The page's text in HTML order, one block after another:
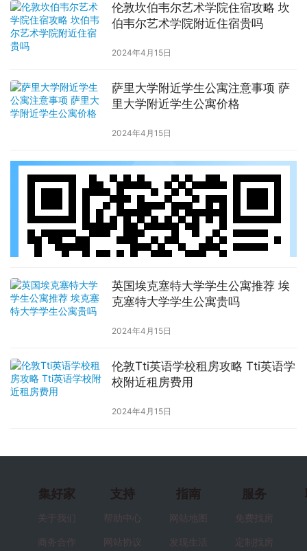
伦敦坎伯韦尔艺术学院住宿攻略 坎
伯韦尔艺术学院附近住宿贵吗
2024年4月15日
萨里大学附近学生公寓注意事项 萨
里大学附近学生公寓价格
2024年4月15日
英国埃克塞特大学学生公寓推荐 埃
克塞特大学学生公寓贵吗
2024年4月15日
伦敦Tti英语学校租房攻略 Tti英语学
校附近租房费用
2024年4月15日
集好家
关于我们
商务合作
支持
帮助中心
网站协议
指南
网站地图
发现生活
服务
免费找房
定制找房